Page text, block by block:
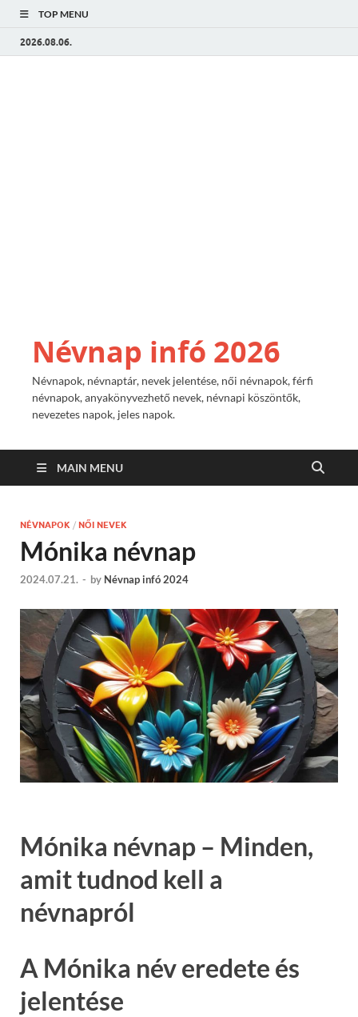
TOP MENU
2026.08.06.
Névnap infó 2026
Névnapok, névnaptár, nevek jelentése, női névnapok, férfi
névnapok, anyakönyvezhető nevek, névnapi köszöntők,
nevezetes napok, jeles napok.
MAIN MENU
NÉVNAPOK / NŐI NEVEK
Mónika névnap
2024.07.21. - by Névnap infó 2024
Mónika névnap – Minden,
amit tudnod kell a
névnapról
A Mónika név eredete és
jelentése